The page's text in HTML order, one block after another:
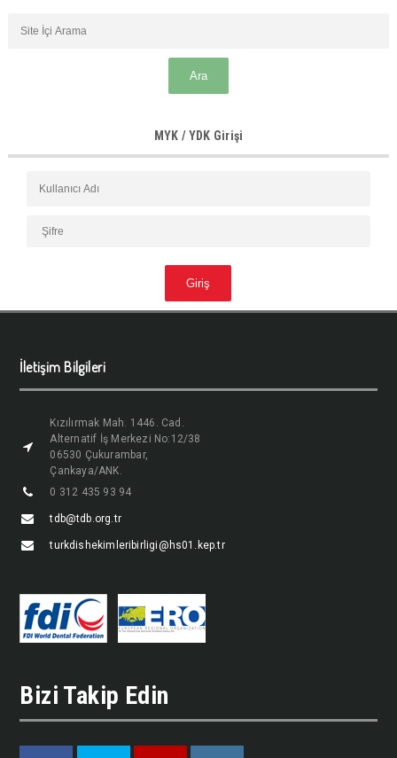
MYK / YDK Girişi
İletişim Bilgileri
Kızılırmak Mah. 1446. Cad.
Alternatif İş Merkezi No:12/38
06530 Çukurambar,
Çankaya/ANK.
0 312 435 93 94
tdb@tdb.org.tr
turkdishekimleribirligi@hs01.kep.tr
Bizi Takip Edin